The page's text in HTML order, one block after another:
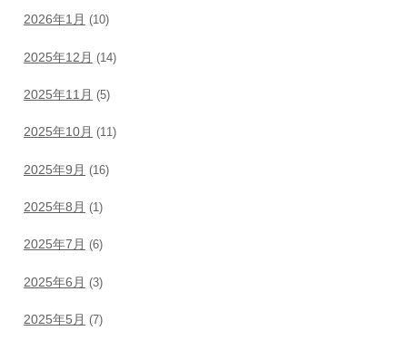
2026年1月 (10)
2025年12月 (14)
2025年11月 (5)
2025年10月 (11)
2025年9月 (16)
2025年8月 (1)
2025年7月 (6)
2025年6月 (3)
2025年5月 (7)